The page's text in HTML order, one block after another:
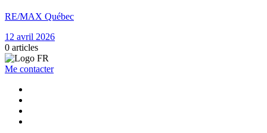
RE/MAX Québec
12 avril 2026
0 articles
Me contacter